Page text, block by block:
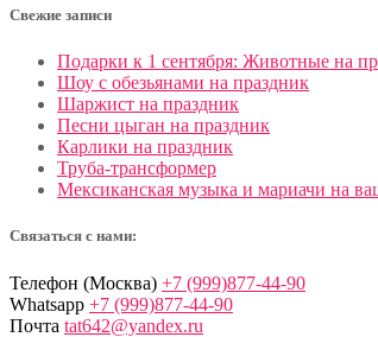
Свежие записи
Подарки к 1 сентября: Животные на
Шоу с обезьянами на праздник
Шаржист на праздник
Песни цыган на праздник
Карлики на праздник
Труба-трансформер
Мексиканская музыка и мариачи на
Связаться с нами:
Телефон (Москва) +7 (999)877-44-90
Whatsapp +7 (999)877-44-90
Почта tat642@yandex.ru